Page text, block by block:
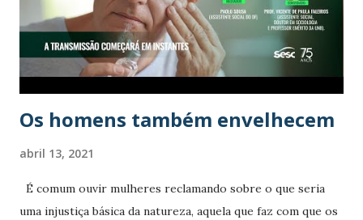
Os homens também envelhecem
abril 13, 2021
É comum ouvir mulheres reclamando sobre o que seria
uma injustiça básica da natureza, aquela que faz com que os